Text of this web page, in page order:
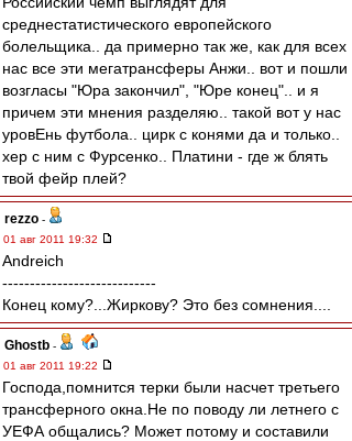
среднестатистического европейского
болельщика.. да примерно так же, как для всех
нас все эти мегатрансферы Анжи.. вот и пошли
возгласы "Юра закончил", "Юре конец".. и я
причем эти мнения разделяю.. такой вот у нас
уровЕнь футбола.. цирк с конями да и только..
хер с ним с Фурсенко.. Платини - где ж блять
твой фейр плей?
rezzo -
01 авг 2011 19:32
Andreich
----------------------------
Конец кому?...Жиркову? Это без сомнения....
Ghostb -
01 авг 2011 19:22
Господа,помнится терки были насчет третьего
трансферного окна.Не по поводу ли летнего с
УЕФА общались? Может потому и составили